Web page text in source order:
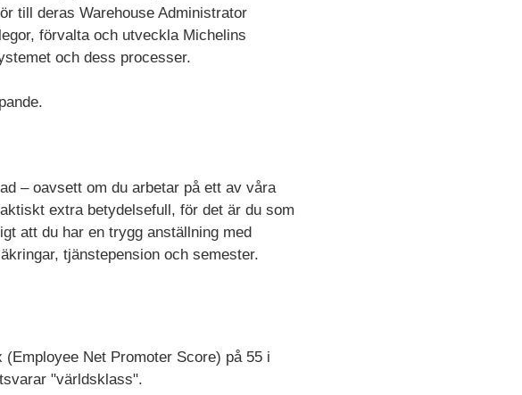
till deras Warehouse Administrator
förvalta och utveckla Michelins
och dess processer.
– oavsett om du arbetar på ett av våra
extra betydelsefull, för det är du som
att du har en trygg anställning med
tjänstepension och semester.
Net Promoter Score) på 55 i
"världsklass".